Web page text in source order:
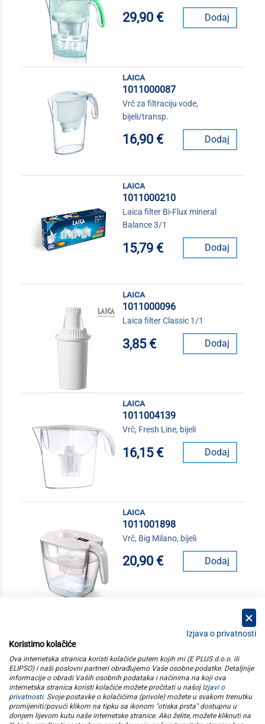
29,90 € Dodaj
laica
1011000087
Vrč za filtraciju vode,
bijeli/transp.
16,90 € Dodaj
laica
1011000210
Laica filter Bi-Flux mineral
Balance 3/1
15,79 € Dodaj
laica
1011000096
Laica filter Classic 1/1
3,85 € Dodaj
laica
1011004139
Vrč, Fresh Line, bijeli
16,15 € Dodaj
laica
1011001898
Vrč, Big Milano, bijeli
20,90 € Dodaj
kategorije
elipso
informacije
Izjava o privatnosti
Koristimo kolačiće
Ova internetska stranica koristi kolačiće putem kojih mi (E PLUS d.o.o. ili
ELIPSO) i naši poslovni partneri obrađujemo Vaše osobne podatke. Detaljnije
informacije o obradi Vaših osobnih podataka i načinima na koji ova
internetska stranica koristi kolačiće možete pročitati u našoj Izjavi o
privatnosti. Svoje postavke o kolačićima (privole) možete u svakom trenutku
promijeniti/povući klikom na tipku sa ikonom "otiska prsta" dostupnu u
donjem lijevom kutu naše internetske stranice. Ako želite, možete kliknuti na